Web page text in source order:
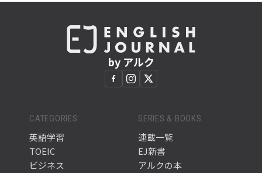
by アルク
CATEGORIES
英語学習
TOEIC
ビジネス
SERIES & BOOKS
連載一覧
EJ新書
アルクの本